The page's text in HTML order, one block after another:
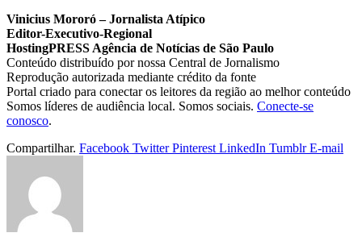
Vinicius Mororó – Jornalista Atípico
Editor-Executivo-Regional
HostingPRESS Agência de Notícias de São Paulo
Conteúdo distribuído por nossa Central de Jornalismo
Reprodução autorizada mediante crédito da fonte
Portal criado para conectar os leitores da região ao melhor conteúdo
Somos líderes de audiência local. Somos sociais. Conecte-se
conosco.
Compartilhar. Facebook Twitter Pinterest LinkedIn Tumblr E-mail